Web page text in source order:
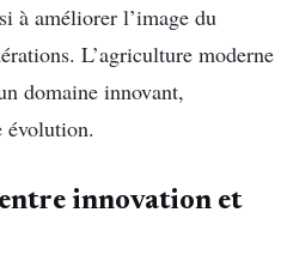
à améliorer l’image du
L’agriculture moderne
domaine innovant,
évolution.
entre innovation et